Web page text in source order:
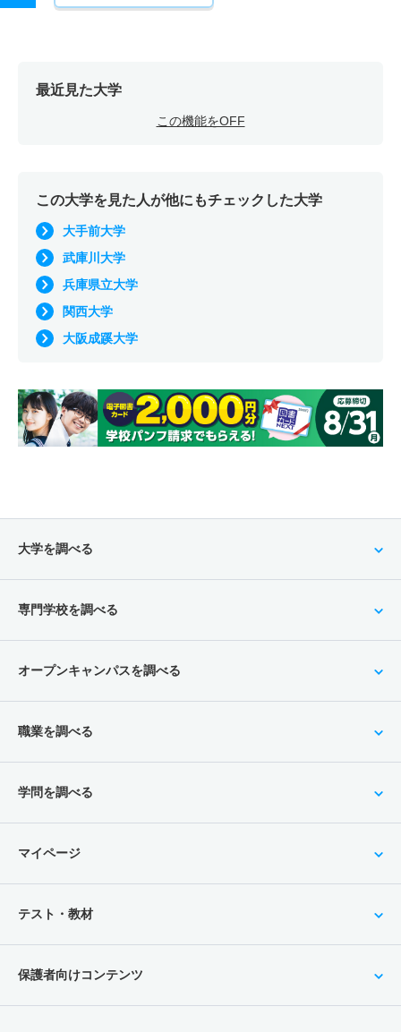
最近見た大学
この機能をOFF
この大学を見た人が他にもチェックした大学
大手前大学
武庫川大学
兵庫県立大学
関西大学
大阪成蹊大学
大学を調べる
専門学校を調べる
オープンキャンパスを調べる
職業を調べる
学問を調べる
マイページ
テスト・教材
保護者向けコンテンツ